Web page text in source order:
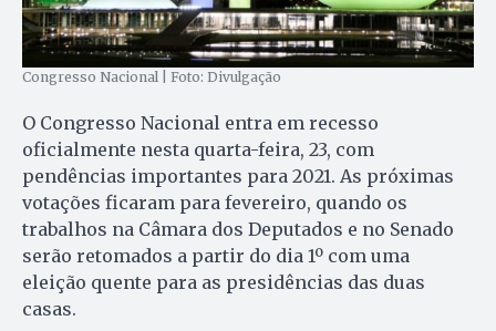
Congresso Nacional | Foto: Divulgação
O Congresso Nacional entra em recesso
oficialmente nesta quarta-feira, 23, com
pendências importantes para 2021. As próximas
votações ficaram para fevereiro, quando os
trabalhos na Câmara dos Deputados e no Senado
serão retomados a partir do dia 1º com uma
eleição quente para as presidências das duas
casas.